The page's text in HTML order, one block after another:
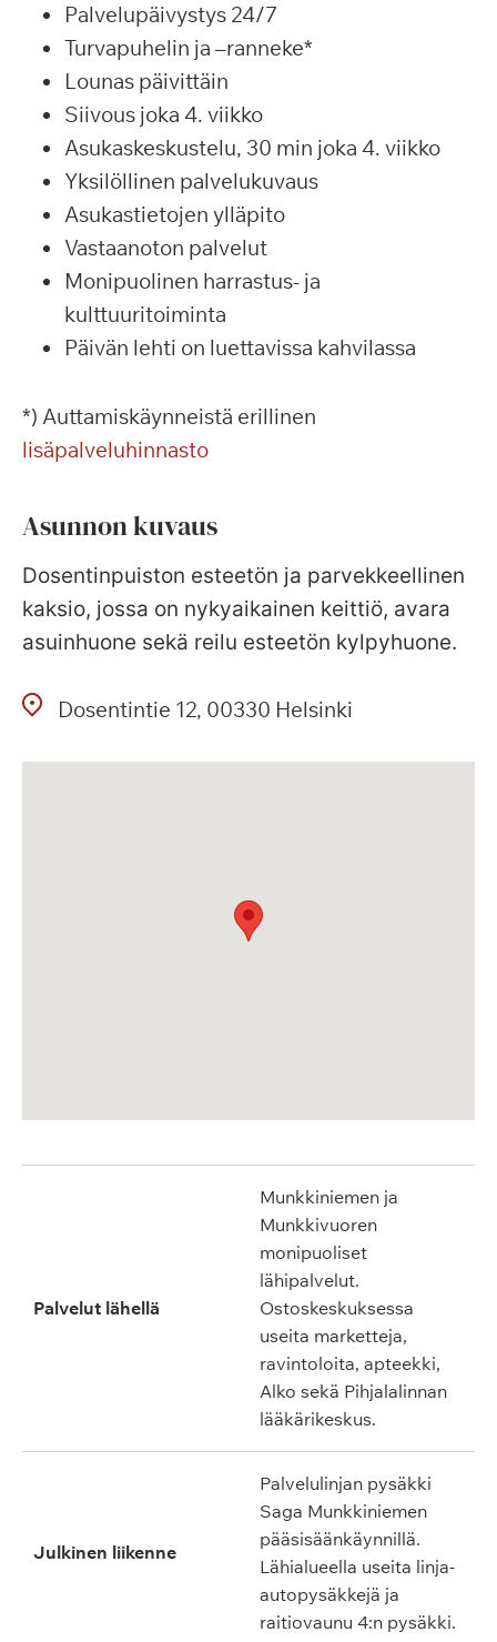
Palvelupäivystys 24/7
Turvapuhelin ja –ranneke*
Lounas päivittäin
Siivous joka 4. viikko
Asukaskeskustelu, 30 min joka 4. viikko
Yksilöllinen palvelukuvaus
Asukastietojen ylläpito
Vastaanoton palvelut
Monipuolinen harrastus- ja
kulttuuritoiminta
Päivän lehti on luettavissa kahvilassa
*) Auttamiskäynneistä erillinen
lisäpalveluhinnasto
Asunnon kuvaus
Dosentinpuiston esteetön ja parvekkeellinen
kaksio, jossa on nykyaikainen keittiö, avara
asuinhuone sekä reilu esteetön kylpyhuone.
Dosentintie 12 00330 Helsinki
Palvelut lähellä
Munkkiniemen ja
Munkkivuoren
monipuoliset
lähipalvelut.
Ostoskeskuksessa
useita marketteja,
ravintoloita, apteekki,
Alko sekä Pihjalalinnan
lääkärikeskus.
Julkinen liikenne
Palvelulinjan pysäkki
Saga Munkkiniemen
pääsisäänkäynnillä.
Lähialueella useita linja-
autopysäkkejä ja
raitiovaunu 4:n pysäkki.